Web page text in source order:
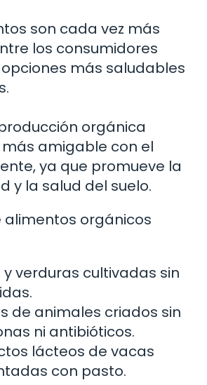
son cada vez más
los consumidores
más saludables
orgánica
amigable con el
ya que promueve la
y la salud del suelo.
alimentos orgánicos
y verduras cultivadas sin
de animales criados sin
ni antibióticos.
lácteos de vacas
con pasto.